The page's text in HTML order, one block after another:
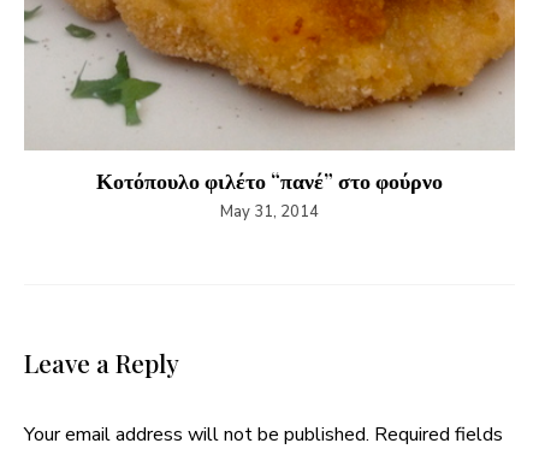
Κοτόπουλο φιλέτο “πανέ” στο φούρνο
May 31, 2014
Leave a Reply
Your email address will not be published. Required fields